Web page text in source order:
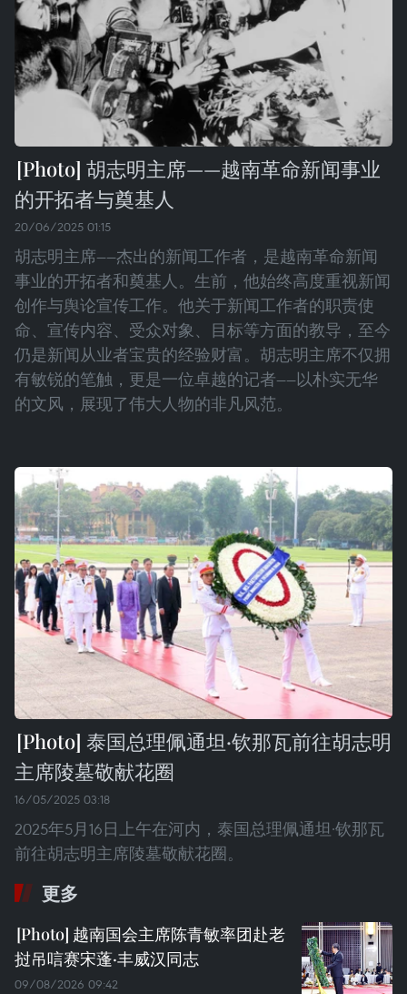
胡志明主席——越南革命新闻事业
的开拓者与奠基人
20/06/2025 01:15
胡志明主席——杰出的新闻工作者，是越南革命新闻
事业的开拓者和奠基人。生前，他始终高度重视新闻
创作与舆论宣传工作。他关于新闻工作者的职责使
命、宣传内容、受众对象、目标等方面的教导，至今
仍是新闻从业者宝贵的经验财富。胡志明主席不仅拥
有敏锐的笔触，更是一位卓越的记者——以朴实无华
的文风，展现了伟大人物的非凡风范。
泰国总理佩通坦·钦那瓦前往胡志明
主席陵墓敬献花圈
16/05/2025 03:18
2025年5月16日上午在河内，泰国总理佩通坦·钦那瓦
前往胡志明主席陵墓敬献花圈。
更多
越南国会主席陈青敏率团赴老
挝吊唁赛宋蓬·丰威汉同志
09/08/2026 09:42